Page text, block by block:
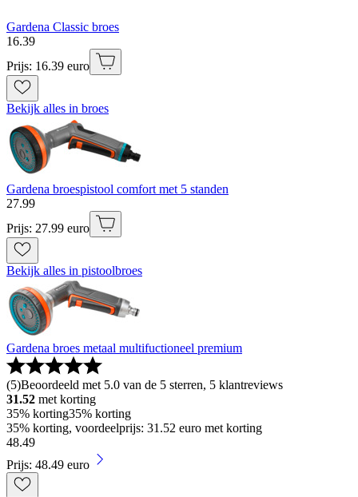
Gardena Classic broes
16.39
Prijs: 16.39 euro
Bekijk alles in broes
Gardena broespistool comfort met 5 standen
27.99
Prijs: 27.99 euro
Bekijk alles in pistoolbroes
Gardena broes metaal multifuctioneel premium
(5)Beoordeeld met 5.0 van de 5 sterren, 5 klantreviews
31.52 met korting
35% korting35% korting
35% korting, voordeelprijs: 31.52 euro met korting
48.49
Prijs: 48.49 euro